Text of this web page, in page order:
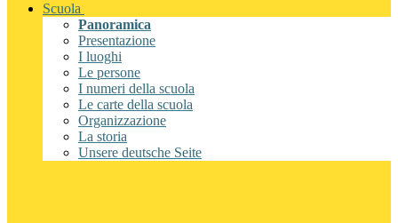
Scuola
Panoramica
Presentazione
I luoghi
Le persone
I numeri della scuola
Le carte della scuola
Organizzazione
La storia
Unsere deutsche Seite